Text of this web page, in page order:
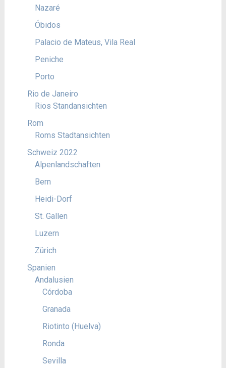
Nazaré
Óbidos
Palacio de Mateus, Vila Real
Peniche
Porto
Rio de Janeiro
Rios Standansichten
Rom
Roms Stadtansichten
Schweiz 2022
Alpenlandschaften
Bern
Heidi-Dorf
St. Gallen
Luzern
Zürich
Spanien
Andalusien
Córdoba
Granada
Riotinto (Huelva)
Ronda
Sevilla